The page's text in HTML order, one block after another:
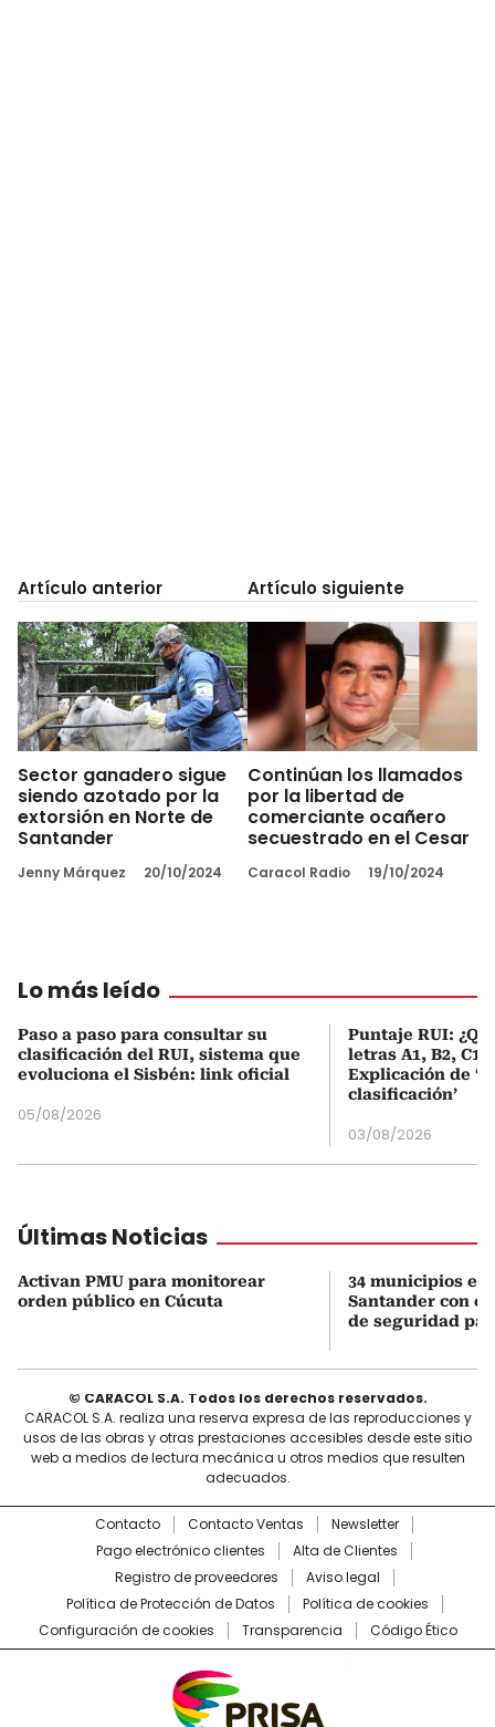
Artículo anterior
Sector ganadero sigue
siendo azotado por la
extorsión en Norte de
Santander
Jenny Márquez 20/10/2024
Artículo siguiente
Continúan los llamados
por la libertad de
comerciante ocañero
secuestrado en el Cesar
Caracol Radio 19/10/2024
Lo más leído
Paso a paso para consultar su
clasificación del RUI, sistema que
evoluciona el Sisbén: link oficial
05/08/2026
Puntaje RUI:
letras A1, B2, C1
Explicación de
clasificación’
03/08/2026
Últimas Noticias
Activan PMU para monitorear
orden público en Cúcuta
34 municipios en
Santander con
de seguridad
© CARACOL S.A. Todos los derechos reservados.
CARACOL S.A. realiza una reserva expresa de las reproducciones y
usos de las obras y otras prestaciones accesibles desde este sitio
web a medios de lectura mecánica u otros medios que resulten
adecuados.
Contacto Contacto Ventas
Newsletter
Pago electrónico clientes
Alta de Clientes
Registro de proveedores
Aviso legal
Política de Protección de Datos
Política de cookies
Configuración de cookies
Transparencia Código Ético